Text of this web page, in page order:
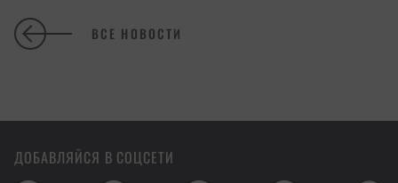
ВСЕ НОВОСТИ
ДОБАВЛЯЙСЯ В СОЦСЕТИ